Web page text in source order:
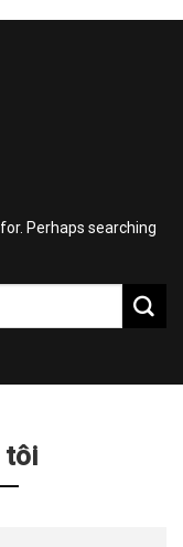
Perhaps searching
tôi